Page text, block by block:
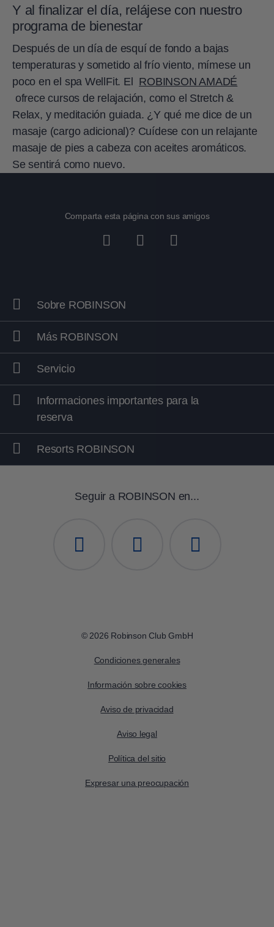
Y al finalizar el día, relájese con nuestro
programa de bienestar
Después de un día de esquí de fondo a bajas
temperaturas y sometido al frío viento, mímese un
poco en el spa WellFit. El ROBINSON AMADÉ
ofrece cursos de relajación, como el Stretch &
Relax, y meditación guiada. ¿Y qué me dice de un
masaje (cargo adicional)? Cuídese con un relajante
masaje de pies a cabeza con aceites aromáticos.
Se sentirá como nuevo.
Comparta esta página con sus amigos
Sobre ROBINSON
Más ROBINSON
Servicio
Informaciones importantes para la
reserva
Resorts ROBINSON
Seguir a ROBINSON en...
© 2026 Robinson Club GmbH
Condiciones generales
Información sobre cookies
Aviso de privacidad
Aviso legal
Política del sitio
Expresar una preocupación